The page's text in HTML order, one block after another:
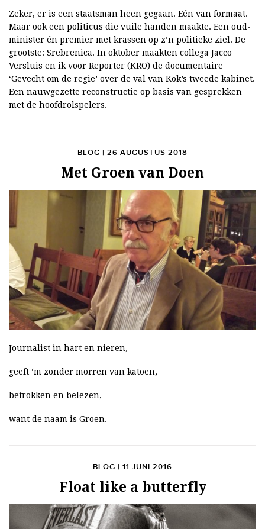
Zeker, er is een staatsman heen gegaan. Eén van formaat.
Maar ook een politicus die vuile handen maakte. Een oud-
minister én premier met krassen op z’n politieke ziel. De
grootste: Srebrenica. In oktober maakten collega Jacco
Versluis en ik voor Reporter (KRO) de documentaire
‘Gevecht om de regie’ over de val van Kok’s tweede kabinet.
Een nauwgezette reconstructie op basis van gesprekken
met de hoofdrolspelers.
BLOG | 26 AUGUSTUS 2018
Met Groen van Doen
Journalist in hart en nieren,
geeft ‘m zonder morren van katoen,
betrokken en belezen,
want de naam is Groen.
BLOG | 11 JUNI 2016
Float like a butterfly